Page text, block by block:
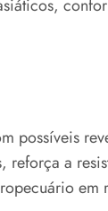
possíveis
reforça a
em